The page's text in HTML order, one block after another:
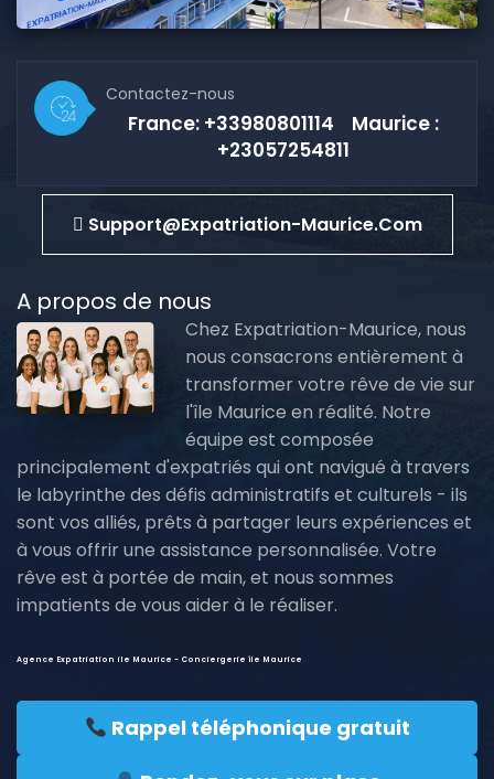
Contactez-nous
France: +33980801114 Maurice :
+23057254811
Support@expatriation-Maurice.com
A propos de nous
Chez Expatriation-Maurice, nous
nous consacrons entièrement à
transformer votre rêve de vie sur
l'île Maurice en réalité. Notre
équipe est composée
principalement d'expatriés qui ont navigué à travers
le labyrinthe des défis administratifs et culturels - ils
sont vos alliés, prêts à partager leurs expériences et
à vous offrir une assistance personnalisée. Votre
rêve est à portée de main, et nous sommes
impatients de vous aider à le réaliser.
Agence Expatriation ile Maurice - Conciergerie île Maurice
Rappel téléphonique gratuit